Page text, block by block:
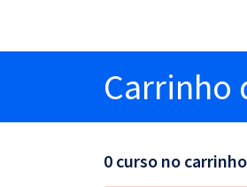
Carrinho
0 curso no carrinho